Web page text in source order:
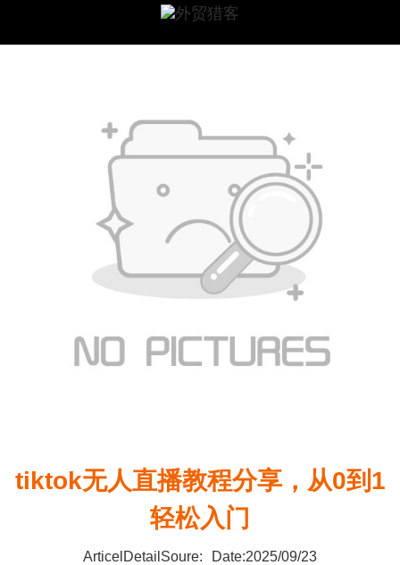
tiktok无人直播教程分享，从0到1
轻松入门
ArticelDetailSoure:
Date:2025/09/23